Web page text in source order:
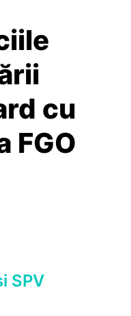
cu
FGO
SPV